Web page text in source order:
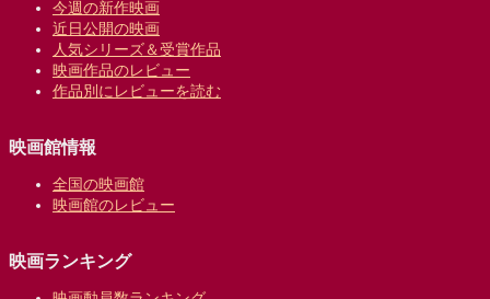
今週の新作映画
近日公開の映画
人気シリーズ＆受賞作品
映画作品のレビュー
作品別にレビューを読む
映画館情報
全国の映画館
映画館のレビュー
映画ランキング